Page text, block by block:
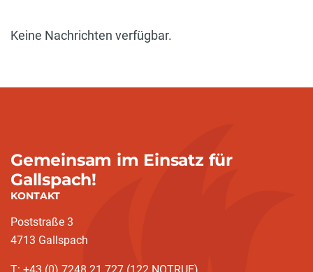
Keine Nachrichten verfügbar.
Gemeinsam im Einsatz für
Gallspach!
KONTAKT
Poststraße 3
4713 Gallspach